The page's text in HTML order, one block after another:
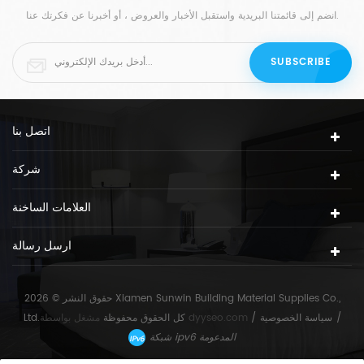
انضم إلى قائمتنا البريدية واستقبل الأخبار والعروض ، أو أخبرنا عن فكرتك عنا.
اتصل بنا
شركة
العلامات الساخنة
ارسل رسالة
حقوق النشر © 2026 Xiamen Sunwin Building Material Supplies Co.,
Ltd.كل الحقوق محفوظةمشغل بواسطة dyyseo.com / سياسة الخصوصية /
شبكة ipv6 المدعومة